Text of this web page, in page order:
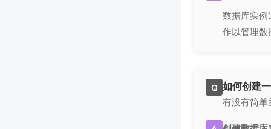
数据库实例
作以管理数
Q 如何创建
有没有简单